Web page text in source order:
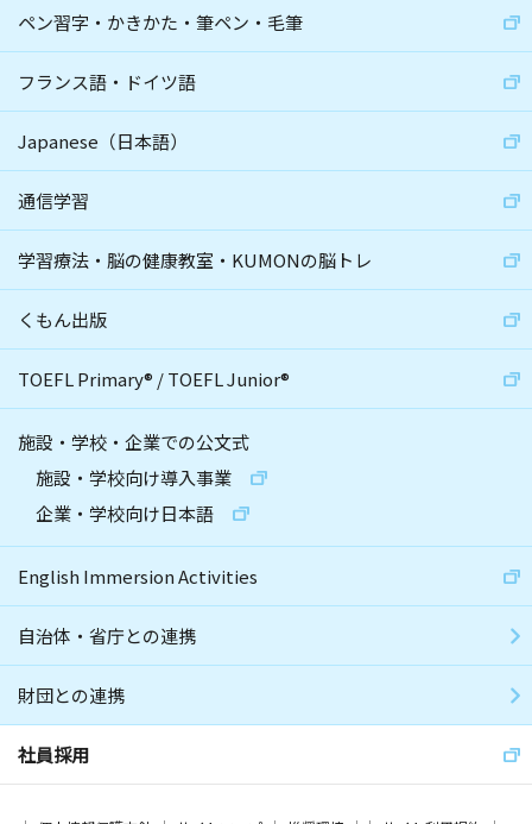
ペン習字・かきかた・筆ペン・毛筆
フランス語・ドイツ語
Japanese（日本語）
通信学習
学習療法・脳の健康教室・KUMONの脳トレ
くもん出版
TOEFL Primary® /TOEFL Junior®
施設・学校・企業での公文式
施設・学校向け導入事業
企業・学校向け日本語
English Immersion Activities
自治体・省庁との連携
財団との連携
社員採用